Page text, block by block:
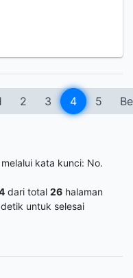
2 3 4 5
kata kunci: No.
dari total 26 halaman
detik untuk selesai